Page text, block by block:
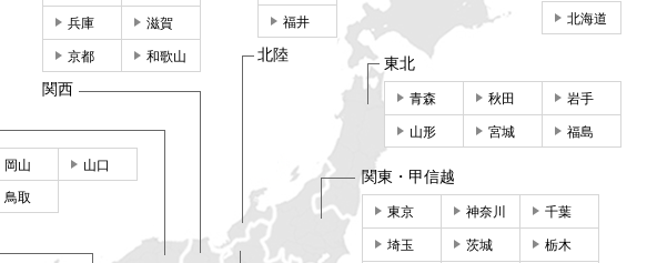
北海道
東北
青森 秋田 岩手
山形 宮城 福島
関東・甲信越
東京 神奈川 千葉
埼玉 茨城 栃木
福井
北陸
兵庫 滋賀
京都 和歌山
関西
岡山 山口
鳥取